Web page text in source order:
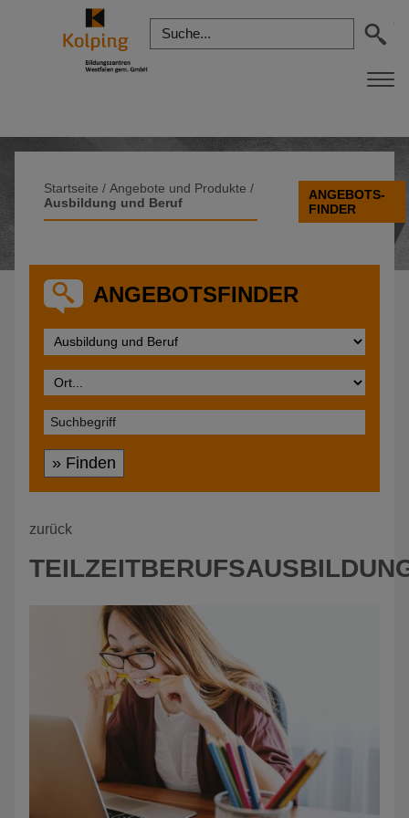
Startseite / Angebote und Produkte /
Ausbildung und Beruf
ANGEBOTS-
FINDER
ANGEBOTSFINDER
» Finden
zurück